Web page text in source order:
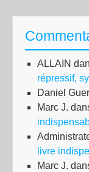
ALLAIN
répressif,
Daniel
Marc J.
livre
Marc J.